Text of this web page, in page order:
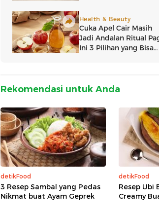
Rekomendasi untuk Anda
detikFood
3 Resep Sambal yang Pedas
Nikmat buat Ayam Geprek
detikFood
Resep Ubi
Creamy